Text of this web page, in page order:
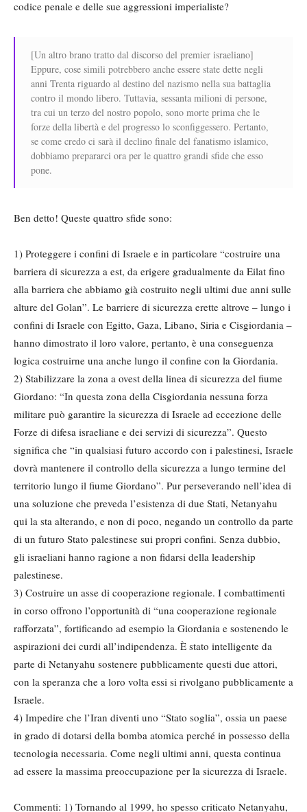
codice penale e delle sue aggressioni imperialiste?
[Un altro brano tratto dal discorso del premier israeliano]
Eppure, cose simili potrebbero anche essere state dette negli
anni Trenta riguardo al destino del nazismo nella sua battaglia
contro il mondo libero. Tuttavia, sessanta milioni di persone,
tra cui un terzo del nostro popolo, sono morte prima che le
forze della libertà e del progresso lo sconfiggessero. Pertanto,
se come credo ci sarà il declino finale del fanatismo islamico,
dobbiamo prepararci ora per le quattro grandi sfide che esso
pone.
Ben detto! Queste quattro sfide sono:
1) Proteggere i confini di Israele e in particolare “costruire una
barriera di sicurezza a est, da erigere gradualmente da Eilat fino
alla barriera che abbiamo già costruito negli ultimi due anni sulle
alture del Golan”. Le barriere di sicurezza erette altrove – lungo i
confini di Israele con Egitto, Gaza, Libano, Siria e Cisgiordania –
hanno dimostrato il loro valore, pertanto, è una conseguenza
logica costruirne una anche lungo il confine con la Giordania.
2) Stabilizzare la zona a ovest della linea di sicurezza del fiume
Giordano: “In questa zona della Cisgiordania nessuna forza
militare può garantire la sicurezza di Israele ad eccezione delle
Forze di difesa israeliane e dei servizi di sicurezza”. Questo
significa che “in qualsiasi futuro accordo con i palestinesi, Israele
dovrà mantenere il controllo della sicurezza a lungo termine del
territorio lungo il fiume Giordano”. Pur perseverando nell’idea di
una soluzione che preveda l’esistenza di due Stati, Netanyahu
qui la sta alterando, e non di poco, negando un controllo da parte
di un futuro Stato palestinese sui propri confini. Senza dubbio,
gli israeliani hanno ragione a non fidarsi della leadership
palestinese.
3) Costruire un asse di cooperazione regionale. I combattimenti
in corso offrono l’opportunità di “una cooperazione regionale
rafforzata”, fortificando ad esempio la Giordania e sostenendo le
aspirazioni dei curdi all’indipendenza. È stato intelligente da
parte di Netanyahu sostenere pubblicamente questi due attori,
con la speranza che a loro volta essi si rivolgano pubblicamente a
Israele.
4) Impedire che l’Iran diventi uno “Stato soglia”, ossia un paese
in grado di dotarsi della bomba atomica perché in possesso della
tecnologia necessaria. Come negli ultimi anni, questa continua
ad essere la massima preoccupazione per la sicurezza di Israele.
Commenti: 1) Tornando al 1999, ho spesso criticato Netanyahu,